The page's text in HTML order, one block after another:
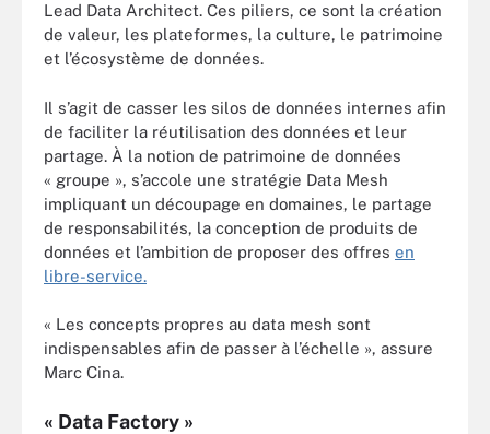
Lead Data Architect. Ces piliers, ce sont la création
de valeur, les plateformes, la culture, le patrimoine
et l’écosystème de données.
Il s’agit de casser les silos de données internes afin
de faciliter la réutilisation des données et leur
partage. À la notion de patrimoine de données
« groupe », s’accole une stratégie Data Mesh
impliquant un découpage en domaines, le partage
de responsabilités, la conception de produits de
données et l’ambition de proposer des offres en
libre-service.
« Les concepts propres au data mesh sont
indispensables afin de passer à l’échelle », assure
Marc Cina.
« Data Factory »